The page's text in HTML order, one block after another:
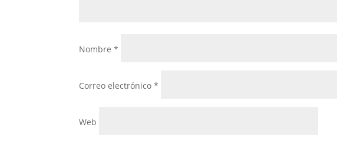
Nombre*
Correo electrónico*
Web